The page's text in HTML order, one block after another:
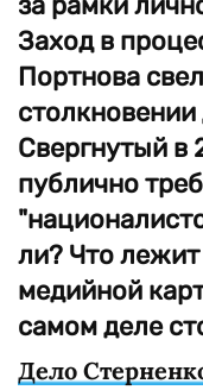
Заход в
Портнова
Свергнутый в
публично
ли? Что
медийной
самом деле
Дело